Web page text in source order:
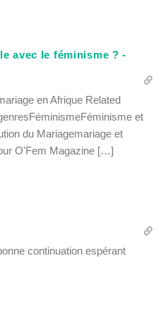
avec le féminisme ? -
en Afrique Related
et
du Mariagemariage et
O'Fem Magazine […]
continuation espérant